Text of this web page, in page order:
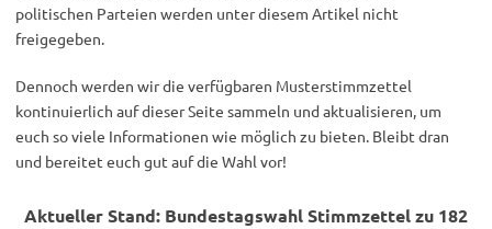
politischen Parteien werden unter diesem Artikel nicht
freigegeben.
Dennoch werden wir die verfügbaren Musterstimmzettel
kontinuierlich auf dieser Seite sammeln und aktualisieren, um
euch so viele Informationen wie möglich zu bieten. Bleibt dran
und bereitet euch gut auf die Wahl vor!
Aktueller Stand: Bundestagswahl Stimmzettel zu 182